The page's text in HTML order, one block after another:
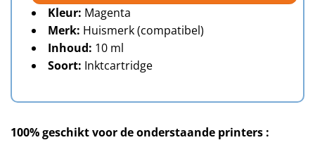
Kleur: Magenta
Merk: Huismerk (compatibel)
Inhoud: 10 ml
Soort: Inktcartridge
100% geschikt voor de onderstaande printers :